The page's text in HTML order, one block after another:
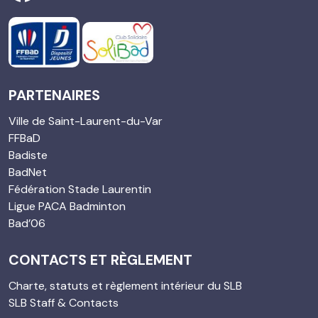
PARTENAIRES
Ville de Saint-Laurent-du-Var
FFBaD
Badiste
BadNet
Fédération Stade Laurentin
Ligue PACA Badminton
Bad’06
CONTACTS ET RÈGLEMENT
Charte, statuts et règlement intérieur du SLB
SLB Staff & Contacts